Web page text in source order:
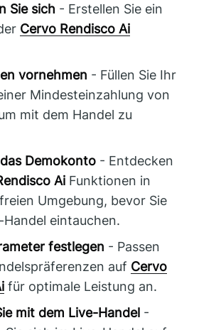
Sie sich - Erstellen Sie ein
Cervo Rendisco Ai
vornehmen - Füllen Sie Ihr
Mindesteinzahlung von
mit dem Handel zu
Demokonto - Entdecken
Ai Funktionen in
Umgebung, bevor Sie
eintauchen.
festlegen - Passen
auf Cervo
für optimale Leistung an.
mit dem Live-Handel -